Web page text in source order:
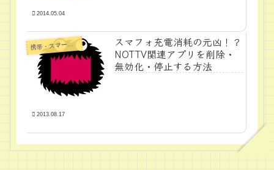
2014.05.04
携帯・スマートフォン・タブレットPC
スマフォ充電消耗の元凶！？
NOTTV関連アプリを削除・
無効化・停止する方法
2013.08.17